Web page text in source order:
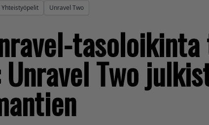
Yhteistyöpelit Unravel Two
Two